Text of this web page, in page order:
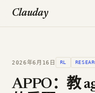
Clauday
2026年6月16日 RL
APPO：教